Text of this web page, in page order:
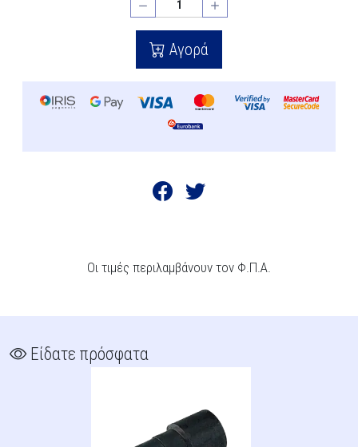
Αγορά
Οι τιμές περιλαμβάνουν τον Φ.Π.Α.
Είδατε πρόσφατα